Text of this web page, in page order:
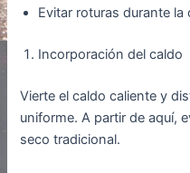
Evitar roturas durante la
Incorporación del caldo
Vierte el caldo caliente y
uniforme. A partir de aquí,
seco tradicional.